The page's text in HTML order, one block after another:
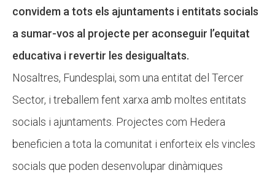
convidem a tots els ajuntaments i entitats socials
a sumar-vos al projecte per aconseguir l’equitat
educativa i revertir les desigualtats.
Nosaltres, Fundesplai, som una entitat del Tercer
Sector, i treballem fent xarxa amb moltes entitats
socials i ajuntaments. Projectes com Hedera
beneficien a tota la comunitat i enforteix els vincles
socials que poden desenvolupar dinàmiques